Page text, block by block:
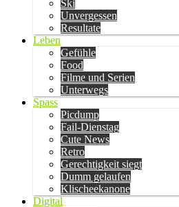
Ski
Unvergessen
Resultate
Leben
Gefühle
Food
Filme und Serien
Unterwegs
Spass
Picdump
Fail-Dienstag
Cute News
Retro
Gerechtigkeit siegt
Dumm gelaufen
Klischeekanone
Digital